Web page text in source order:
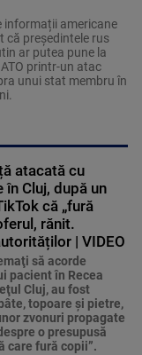
informații americane
că președintele rus
ar putea pune la
printr-un atac
unui stat membru în
atacată cu
în Cluj, după un
că „fură
rănit.
| VIDEO
să acorde
pacient în Recea
Cluj, au fost
topoare şi pietre,
zvonuri propagate
o presupusă
care fură copii”.